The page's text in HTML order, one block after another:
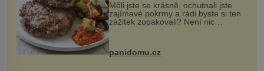
Měli jste se krásně, ochutnali jste
zajímavé pokrmy a rádi byste si ten
zážitek zopakovali? Není nic
snazšího. Pljeskavica (10 porcí)
Možná jste ji ochutnali na dovolené v
panidomu.cz